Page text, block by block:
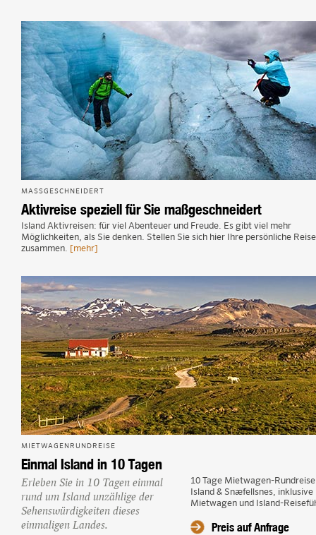
MASSGESCHNEIDERT
Aktivreise speziell für Sie maßgeschneidert
Island Aktivreisen: für viel Abenteuer und Freude. Es gibt viel mehr
Möglichkeiten, als Sie denken. Stellen Sie sich hier Ihre persönliche Reise
zusammen. [mehr]
MIETWAGENRUNDREISE
Einmal Island in 10 Tagen
Erleben Sie in 10 Tagen einmal
rund um Island unzählige der
Sehenswürdigkeiten dieses
einmaligen Landes.
10 Tage Mietwagen-
Island & Snæfellsnes, inklusive
Mietwagen und Island-
Preis auf Anfrage